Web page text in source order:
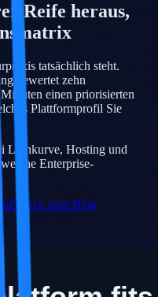
Reife heraus,
tatsächlich steht.
bewertet zehn
einen priorisierten
Plattformprofil Sie
Lernkurve, Hosting und
Enterprise-
Zurück zum Blog